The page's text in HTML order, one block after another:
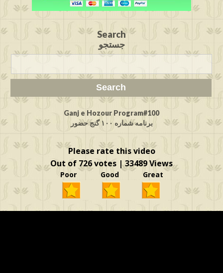
Search
جستجو
Ganj e Hozour Program#100
برنامه شماره ۱۰۰ گنج حضور
Please rate this video
Out of 726 votes | 33489 Views
Poor Good Great